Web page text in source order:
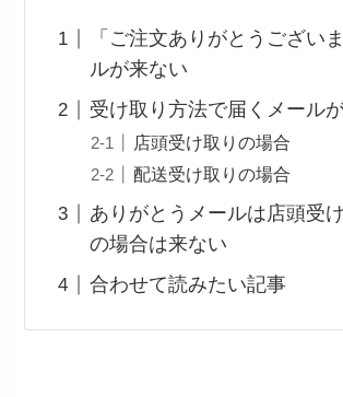
「ご注文ありがとうござい
ルが来ない
受け取り方法で届くメール
店頭受け取りの場合
配送受け取りの場合
ありがとうメールは店頭受
の場合は来ない
合わせて読みたい記事